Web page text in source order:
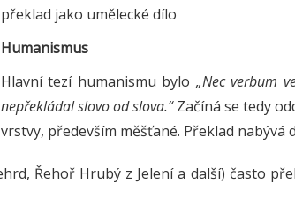
překlad jako umělecké dílo
Humanismus
Hlavní tezí humanismu bylo „Nec verbum
nepřekládal slovo od slova.“Začíná se tedy
vrstvy, především měšťané. Překlad nabývá
Řehoř Hrubý z Jelení a další) často